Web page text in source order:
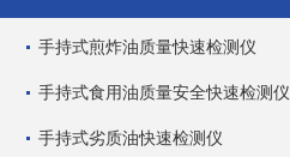
手持式煎炸油质量快速检测仪
手持式食用油质量安全快速检测仪
手持式劣质油快速检测仪